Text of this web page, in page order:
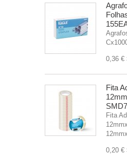
0,36 €
Fita
Fita
0,20 €